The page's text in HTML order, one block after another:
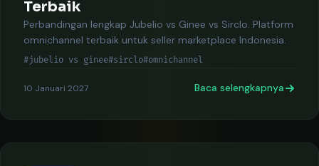
Terbaik
Perbandingan lengkap Jubelio vs Ginee vs Sirclo. Platform
omnichannel terbaik untuk seller marketplace Indonesia.
#jubelio vs ginee#sirclo#omnichannel
10 Januari 2027 Baca selengkapnya